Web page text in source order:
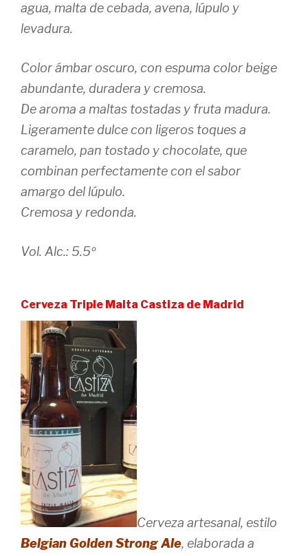
agua, malta de cebada, avena, lúpulo y
levadura.
Color ámbar oscuro, con espuma color beige
abundante, duradera y cremosa.
De aroma a maltas tostadas y fruta madura.
Ligeramente dulce con ligeros toques a
caramelo, pan tostado y chocolate, que
combinan perfectamente con el sabor
amargo del lúpulo.
Cremosa y redonda.
Vol. Alc.: 5.5º
Cerveza Triple Malta Castiza de Madrid
Cerveza artesanal, estilo
Belgian Golden Strong Ale, elaborada a